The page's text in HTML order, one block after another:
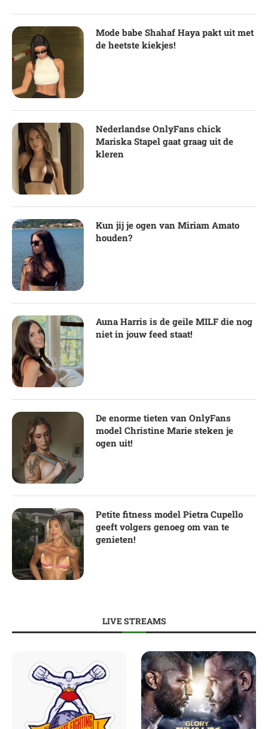
Mode babe Shahaf Haya pakt uit met
de heetste kiekjes!
Nederlandse OnlyFans chick
Mariska Stapel gaat graag uit de
kleren
Kun jij je ogen van Miriam Amato
houden?
Auna Harris is de geile MILF die nog
niet in jouw feed staat!
De enorme tieten van OnlyFans
model Christine Marie steken je
ogen uit!
Petite fitness model Pietra Cupello
geeft volgers genoeg om van te
genieten!
LIVE STREAMS